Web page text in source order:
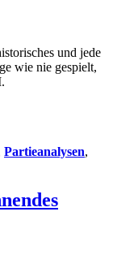
und jede
wie nie gespielt,
Partieanalysen,